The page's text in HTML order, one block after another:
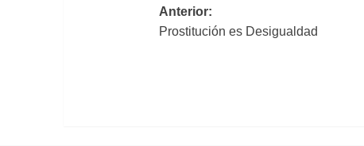
Navegación
de
Anterior:
Prostitución es Desigualdad